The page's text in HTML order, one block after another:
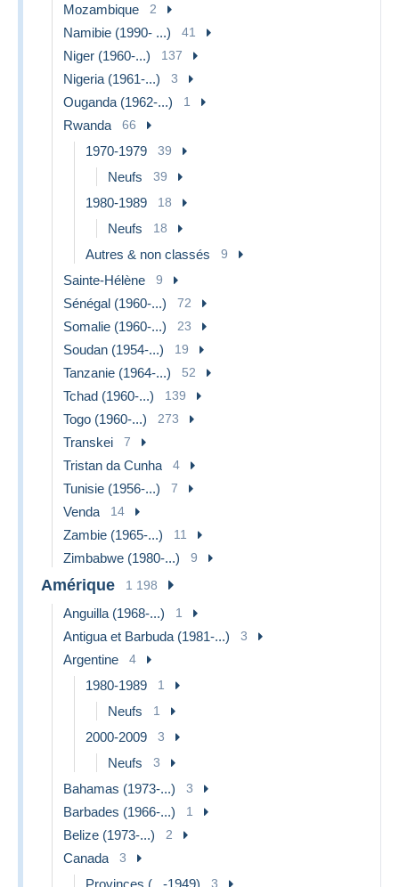
Mozambique 2
Namibie (1990- ...) 41
Niger (1960-...) 137
Nigeria (1961-...) 3
Ouganda (1962-...) 1
Rwanda 66
1970-1979 39
Neufs 39
1980-1989 18
Neufs 18
Autres & non classés 9
Sainte-Hélène 9
Sénégal (1960-...) 72
Somalie (1960-...) 23
Soudan (1954-...) 19
Tanzanie (1964-...) 52
Tchad (1960-...) 139
Togo (1960-...) 273
Transkei 7
Tristan da Cunha 4
Tunisie (1956-...) 7
Venda 14
Zambie (1965-...) 11
Zimbabwe (1980-...) 9
Amérique 1 198
Anguilla (1968-...) 1
Antigua et Barbuda (1981-...) 3
Argentine 4
1980-1989 1
Neufs 1
2000-2009 3
Neufs 3
Bahamas (1973-...) 3
Barbades (1966-...) 1
Belize (1973-...) 2
Canada 3
Provinces (...-1949) 3